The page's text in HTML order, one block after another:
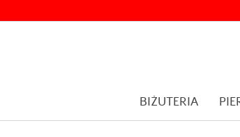
BIŻUTERIA